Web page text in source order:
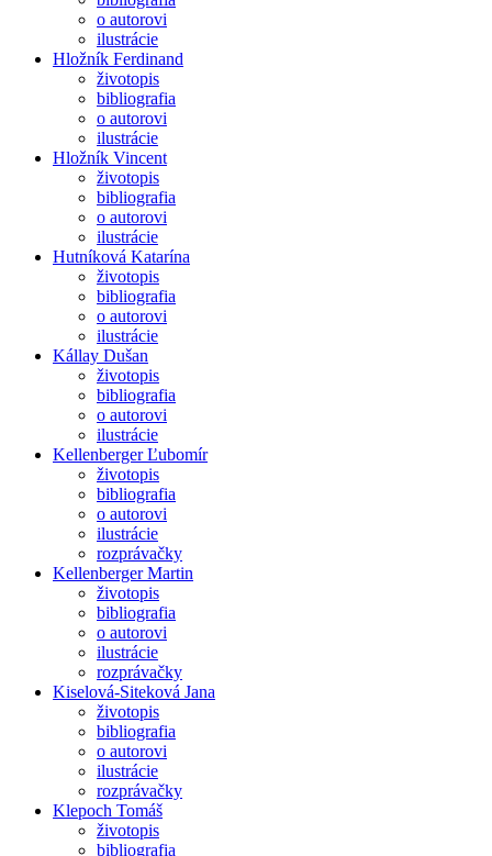
o autorovi
ilustrácie
Hložník Ferdinand
životopis
bibliografia
o autorovi
ilustrácie
Hložník Vincent
životopis
bibliografia
o autorovi
ilustrácie
Hutníková Katarína
životopis
bibliografia
o autorovi
ilustrácie
Kállay Dušan
životopis
bibliografia
o autorovi
ilustrácie
Kellenberger Ľubomír
životopis
bibliografia
o autorovi
ilustrácie
rozprávačky
Kellenberger Martin
životopis
bibliografia
o autorovi
ilustrácie
rozprávačky
Kiselová-Siteková Jana
životopis
bibliografia
o autorovi
ilustrácie
rozprávačky
Klepoch Tomáš
životopis
bibliografia